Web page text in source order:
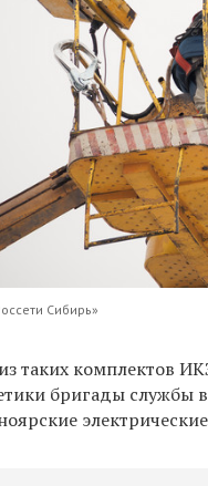
Сибирь»
таких комплектов
бригады службы